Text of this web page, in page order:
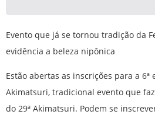
Evento que já se tornou tradição da
evidência a beleza nipônica
Estão abertas as inscrições para a 6ª
Akimatsuri, tradicional evento que
do 29ª Akimatsuri. Podem se